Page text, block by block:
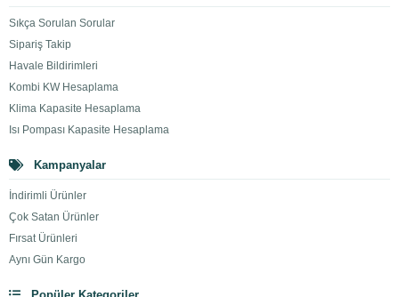
Sıkça Sorulan Sorular
Sipariş Takip
Havale Bildirimleri
Kombi KW Hesaplama
Klima Kapasite Hesaplama
Isı Pompası Kapasite Hesaplama
Kampanyalar
İndirimli Ürünler
Çok Satan Ürünler
Fırsat Ürünleri
Aynı Gün Kargo